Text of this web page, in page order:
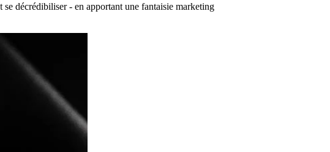
se décrédibiliser - en apportant une fantaisie marketing